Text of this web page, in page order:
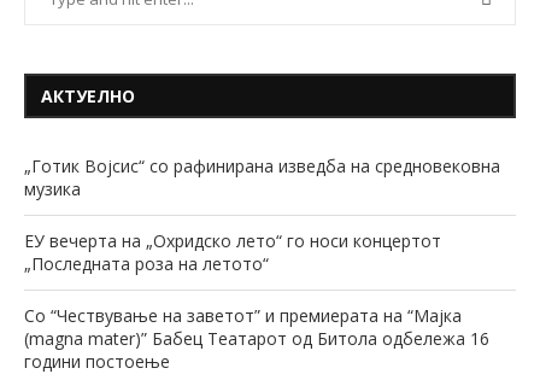
АКТУЕЛНО
„Готик Војсис“ со рафинирана изведба на средновековна
музика
ЕУ вечерта на „Охридско лето“ го носи концертот
„Последната роза на летото“
Со “Чествување на заветот” и премиерата на “Мајка
(magna mater)” Бабец Театарот од Битола одбележа 16
години постоење